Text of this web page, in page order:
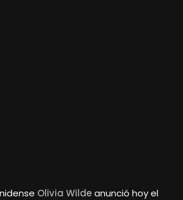
Olivia Wildeanunció hoy el